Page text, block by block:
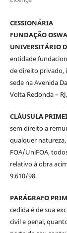
CESSIONÁRIA
FUNDAÇÃO
UNIVERSITÁRIO
entidade
de direito privado,
sede na Avenida
Volta Redonda –
CLÁUSULA
sem direito a
qualquer
FOA/UniFOA,
relativo à obra
9.610/98.
PARÁGRAFO
cedida é de sua
civil e penal,